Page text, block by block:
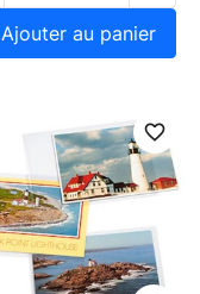
Ajouter au panier
favorite_border